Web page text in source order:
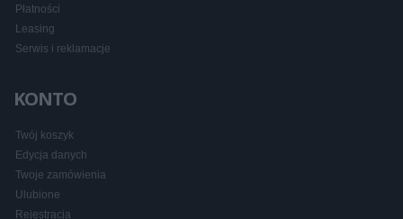
Płatności
Leasing
Serwis i reklamacje
KONTO
Twój koszyk
Edycja danych
Twoje zamówienia
Ulubione
Rejestracja